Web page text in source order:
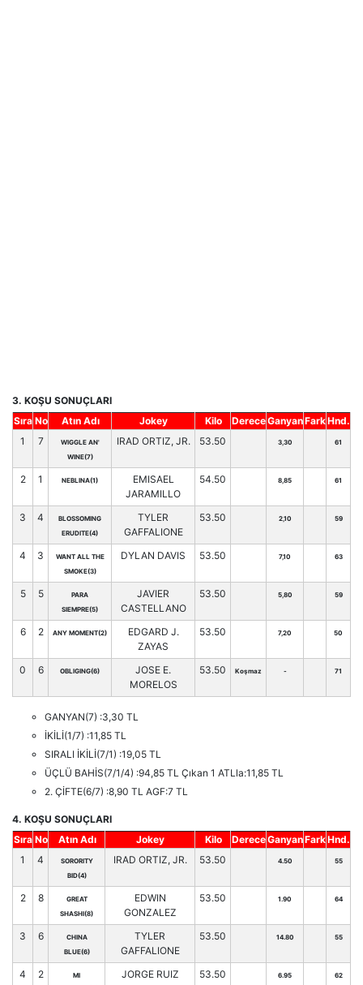
3. KOŞU SONUÇLARI
Sıra No Atın Adı Jokey Kilo DereceGanyanFarkHnd.
1
7
WIGGLE AN'
WINE(7)
IRAD ORTIZ, JR. 53.50 3,30 61
2 1 NEBLINA(1)
EMISAEL
JARAMILLO
54.50 8,85 61
3 4
BLOSSOMING
ERUDITE(4)
TYLER
GAFFALIONE
53.50 2,10 59
4 3
WANT ALL THE
SMOKE(3)
DYLAN DAVIS 53.50 7,10 63
5 5
PARA
SIEMPRE(5)
JAVIER
CASTELLANO
53.50 5,80 59
6 2 ANY MOMENT(2)
EDGARD J.
ZAYAS
53.50 7,20 50
0 6 OBLIGING(6)
JOSE E.
MORELOS
53.50 Koşmaz - 71
GANYAN(7) :3,30 TL
İKİLİ(1/7) :11,85 TL
SIRALI İKİLİ(7/1) :19,05 TL
ÜÇLÜ BAHİS(7/1/4) :94,85 TL Çıkan 1 ATLla:11,85 TL
2. ÇİFTE(6/7) :8,90 TL AGF:7 TL
4. KOŞU SONUÇLARI
Sıra No Atın Adı Jokey Kilo DereceGanyanFarkHnd.
1
4
SORORITY
BID(4)
IRAD ORTIZ, JR. 53.50 4.50 55
2 8
GREAT
SHASHI(8)
EDWIN
GONZALEZ
53.50 1.90 64
3 6
CHINA
BLUE(6)
TYLER
GAFFALIONE
53.50 14.80 55
4 2
MI
JORGE RUIZ 53.50 6.95 62